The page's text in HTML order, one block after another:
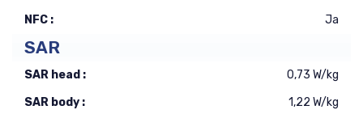
NFC :
Ja
SAR
SAR head :
0,73 W/kg
SAR body :
1,22 W/kg